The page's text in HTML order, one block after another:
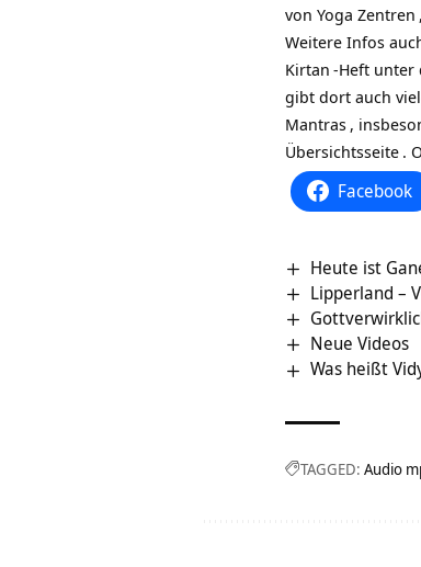
von Yoga Zentren
Weitere Infos
Kirtan -Heft unter
gibt dort auch
Mantras ,
Übersichtsseite .
Facebook
Heute ist
Neue Videos
Was heißt
TAGGED: Audio